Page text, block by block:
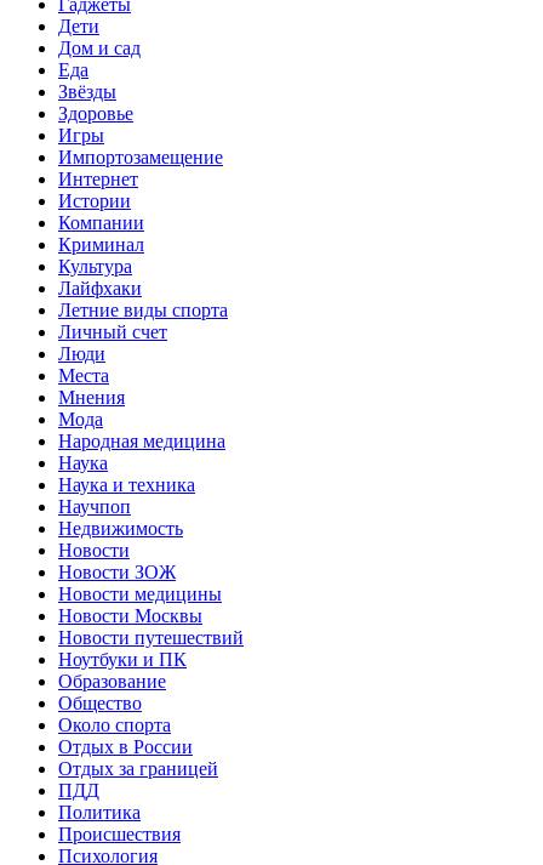
Дети
Дом и сад
Еда
Звёзды
Здоровье
Игры
Импортозамещение
Интернет
Истории
Компании
Криминал
Культура
Лайфхаки
Летние виды спорта
Личный счет
Люди
Места
Мнения
Мода
Народная медицина
Наука
Наука и техника
Научпоп
Недвижимость
Новости
Новости ЗОЖ
Новости медицины
Новости Москвы
Новости путешествий
Ноутбуки и ПК
Образование
Общество
Около спорта
Отдых в России
Отдых за границей
ПДД
Политика
Происшествия
Психология